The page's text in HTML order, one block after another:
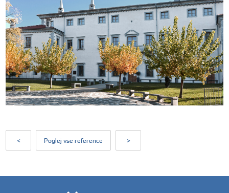
< Poglej vse reference >